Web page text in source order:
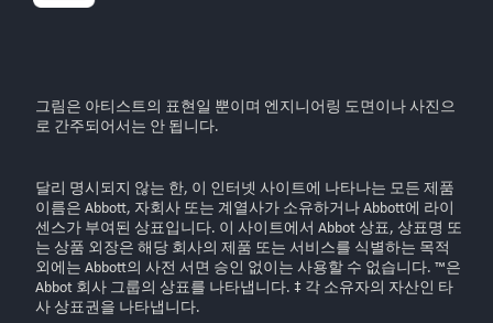
그림은 아티스트의 표현일 뿐이며 엔지니어링 도면이나 사진으
로 간주되어서는 안 됩니다.
달리 명시되지 않는 한, 이 인터넷 사이트에 나타나는 모든 제품
이름은 Abbott, 자회사 또는 계열사가 소유하거나 Abbott에 라이
센스가 부여된 상표입니다. 이 사이트에서 Abbot 상표, 상표명 또
는 상품 외장은 해당 회사의 제품 또는 서비스를 식별하는 목적
외에는 Abbott의 사전 서면 승인 없이는 사용할 수 없습니다. ™은
Abbot 회사 그룹의 상표를 나타냅니다. ‡ 각 소유자의 자산인 타
사 상표권을 나타냅니다.